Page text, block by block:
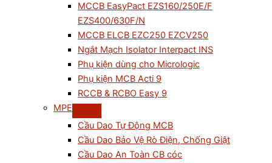
MCCB EasyPact EZS160/250E/F
EZS400/630F/N
MCCB ELCB EZC250 EZCV250
Ngắt Mạch Isolator Interpact INS
Phụ kiện dùng cho Micrologic
Phụ kiện MCB Acti 9
RCCB & RCBO Easy 9
MPE
Cầu Dao Tự Động MCB
Cầu Dao Bảo Vệ Rò Điện, Chống Giật
Cầu Dao An Toàn CB cóc